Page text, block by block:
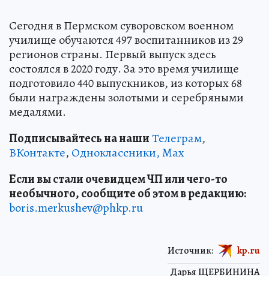
Сегодня в Пермском суворовском военном
училище обучаются 497 воспитанников из 29
регионов страны. Первый выпуск здесь
состоялся в 2020 году. За это время училище
подготовило 440 выпускников, из которых 68
были награждены золотыми и серебряными
медалями.
Подписывайтесь на нашиТелеграм,
ВКонтакте, Одноклассники,Max
Если вы стали очевидцем ЧП или чего-то
необычного, сообщите об этом в редакцию:
boris.merkushev@phkp.ru
Дарья ЩЕРБИНИНА
Источник: kp.ru